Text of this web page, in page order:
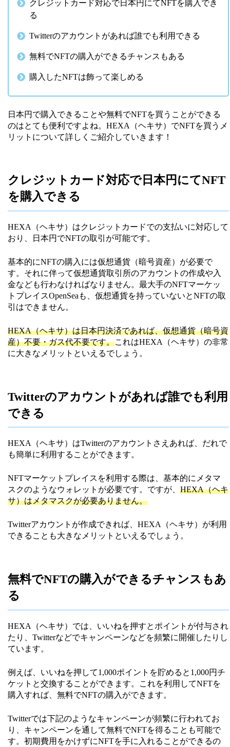
クレジットカード対応で日本円にてNFTを購入でき
る
Twitterのアカウントがあれば誰でも利用できる
無料でNFTの購入ができるチャンスもある
購入したNFTは飾って楽しめる
日本円で購入できることや無料でNFTを買うことができる
のはとても便利ですよね。HEXA（ヘキサ）でNFTを買うメ
リットについて詳しくご紹介していきます！
クレジットカード対応で日本円にてNFT
を購入できる
HEXA（ヘキサ）はクレジットカードでの支払いに対応して
おり、日本円でNFTの取引が可能です。
基本的にNFTの購入には仮想通貨（暗号資産）が必要で
す。それに伴って仮想通貨取引所のアカウントの作成や入
金なども行わなければなりません。最大手のNFTマーケッ
トプレイスOpenSeaも、仮想通貨を持っていないとNFTの取
引はできません。
HEXA（ヘキサ）は日本円決済であれば、仮想通貨（暗号資
産）不要・ガス代不要です。これはHEXA（ヘキサ）の非常
に大きなメリットといえるでしょう。
Twitterのアカウントがあれば誰でも利用
できる
HEXA（ヘキサ）はTwitterのアカウントさえあれば、だれで
も簡単に利用することができます。
NFTマーケットプレイスを利用する際は、基本的にメタマ
スクのようなウォレットが必要です。ですが、 HEXA（ヘキ
サ）はメタマスクが必要ありません。
Twitterアカウントが作成できれば、HEXA（ヘキサ）が利用
できることも大きなメリットといえるでしょう。
無料でNFTの購入ができるチャンスもあ
る
HEXA（ヘキサ）では、いいねを押すとポイントが付与され
たり、Twitterなどでキャンペーンなどを頻繁に開催したりし
ています。
例えば、いいねを押して1,000ポイントを貯めると1,000円チ
ケットと交換することができます。これを利用してNFTを
購入すれば、無料でNFTの購入ができます。
Twitterでは下記のようなキャンペーンが頻繁に行われてお
り、キャンペーンを通して無料でNFTを得ることも可能で
す。初期費用をかけずにNFTを手に入れることができるの